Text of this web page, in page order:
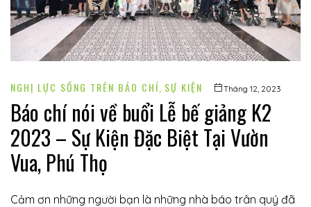
NGHỊ LỰC SỐNG TRÊN BÁO CHÍ SỰ KIỆN Tháng 12, 2023
Báo chí nói về buổi Lễ bế giảng K2
2023 – Sự Kiện Đặc Biệt Tại Vườn
Vua, Phú Thọ
Cảm ơn những người bạn là những nhà báo trân quý đã